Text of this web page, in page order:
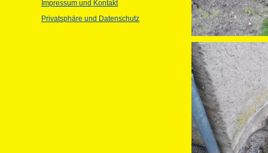
Impressum und Kontakt
Privatsphäre und Datenschutz